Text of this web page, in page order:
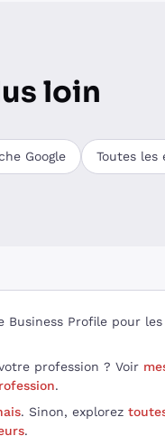
loin
Google Toutes les
Business Profile pour
profession ? Voir
.
. Sinon, explorez
.